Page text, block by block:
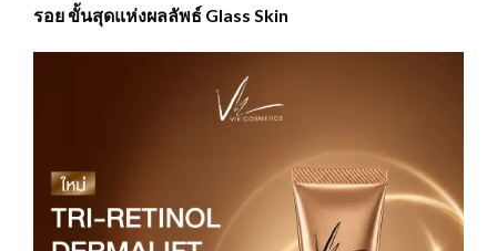
รอย ขั้นสุดแห่งผลลัพธ์ Glass Skin